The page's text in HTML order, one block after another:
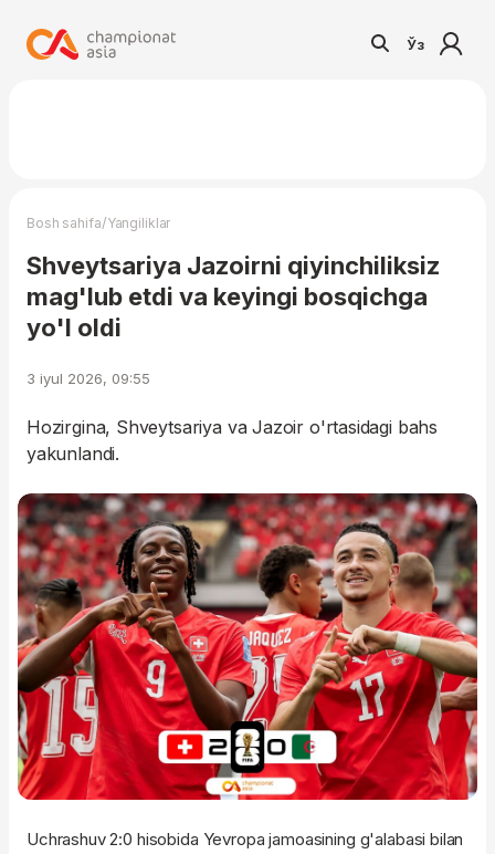
Ўз
Bosh sahifa/Yangiliklar
Shveytsariya Jazoirni qiyinchiliksiz
mag'lub etdi va keyingi bosqichga
yo'l oldi
3 iyul 2026, 09:55
Hozirgina, Shveytsariya va Jazoir o'rtasidagi bahs
yakunlandi.
Uchrashuv 2:0 hisobida Yevropa jamoasining g'alabasi bilan